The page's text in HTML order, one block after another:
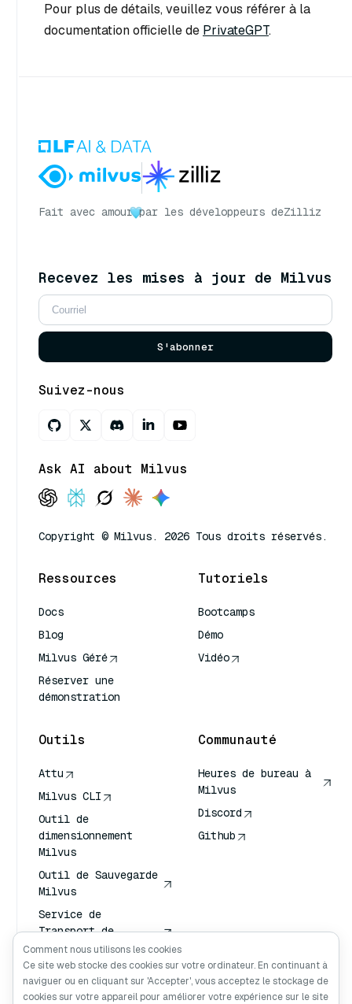
Pour plus de détails, veuillez vous référer à la
documentation officielle de PrivateGPT.
Fait avec amour par les développeurs deZilliz
Recevez les mises à jour de Milvus
S'abonner
Suivez-nous
Ask AI about Milvus
Copyright © Milvus. 2026 Tous droits réservés.
Ressources
Docs
Blog
Milvus Géré
Réserver une
démonstration
Tutoriels
Bootcamps
Démo
Vidéo
Outils
Attu
Milvus CLI
Outil de
dimensionnement
Milvus
Outil de Sauvegarde
Milvus
Service de
Transport de
Vecteurs (VTS)
Chercheur en
profondeur
Communauté
Heures de bureau à
Milvus
Discord
Github
Comment nous utilisons les cookies
Ce site web stocke des cookies sur votre ordinateur. En continuant à
naviguer ou en cliquant sur 'Accepter', vous acceptez le stockage de
cookies sur votre appareil pour améliorer votre expérience sur le site